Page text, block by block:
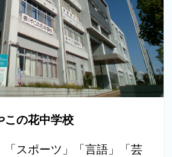
この花中学校
「スポーツ」「言語」「芸